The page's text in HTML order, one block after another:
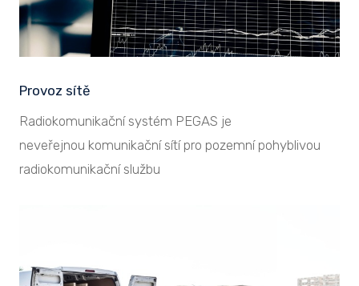
Provoz sítě
Radiokomunikační systém PEGAS je
neveřejnou komunikační sítí pro pozemní pohyblivou
radiokomunikační službu